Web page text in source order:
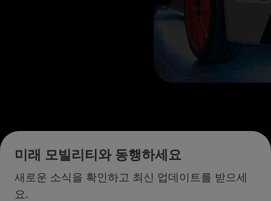
미래 모빌리티와 동행하세요
새로운 소식을 확인하고 최신 업데이트를 받으세
요.